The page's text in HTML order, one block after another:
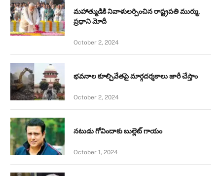
మహాత్ముడికి నివాళులర్పించిన రాష్ట్రపతి ముర్ము,
ప్రధాని మోదీ
October 2, 2024
భవనాల కూల్చివేతపై మార్గదర్శకాలు జారీ చేస్తాం
October 2, 2024
నటుడు గోవిందాకు బుల్లెట్ గాయం
October 1, 2024